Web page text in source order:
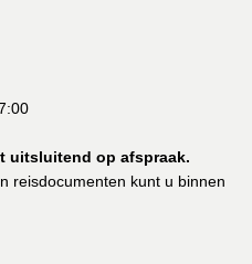
uitsluitend op afspraak.
reisdocumenten kunt u binnen